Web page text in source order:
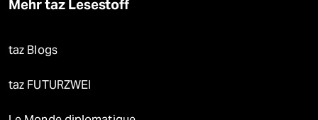
Mehr taz Lesestoff
taz Blogs
taz FUTURZWEI